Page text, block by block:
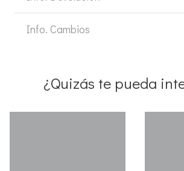
Info. Cambios
¿Quizás te pueda